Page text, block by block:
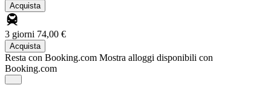
Acquista
3 giorni 74,00 €
Acquista
Resta con Booking.com Mostra alloggi disponibili con
Booking.com